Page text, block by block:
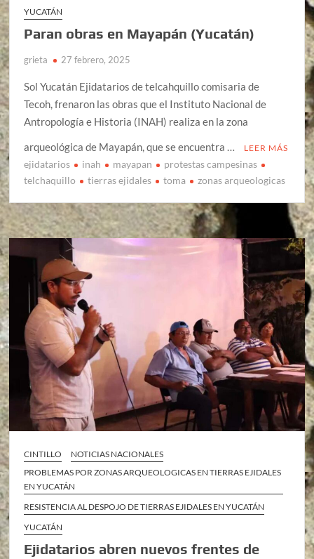
YUCATÁN
Paran obras en Mayapán (Yucatán)
grieta 27 febrero, 2025
Sol Yucatán Ejidatarios de telcahquillo comisaria de
Tecoh, frenaron las obras que el Instituto Nacional de
Antropología e Historia (INAH) realiza en la zona
arqueológica de Mayapán, que se encuentra …
LEER MÁS
ejidatarios inah mayapan
protestas campesinas
telchaquillo
tierras ejidales toma zonas arqueologicas
CINTILLO
NOTICIAS NACIONALES
PROBLEMAS POR ZONAS ARQUEOLOGICAS EN TIERRAS EJIDALES
EN YUCATÁN
RESISTENCIA AL DESPOJO DE TIERRAS EJIDALES EN YUCATÁN
YUCATÁN
Ejidatarios abren nuevos frentes de